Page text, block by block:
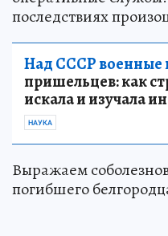
последствиях
Над СССР военные
пришельцев: как
искала и изучала
НАУКА
Выражаем
погибшего